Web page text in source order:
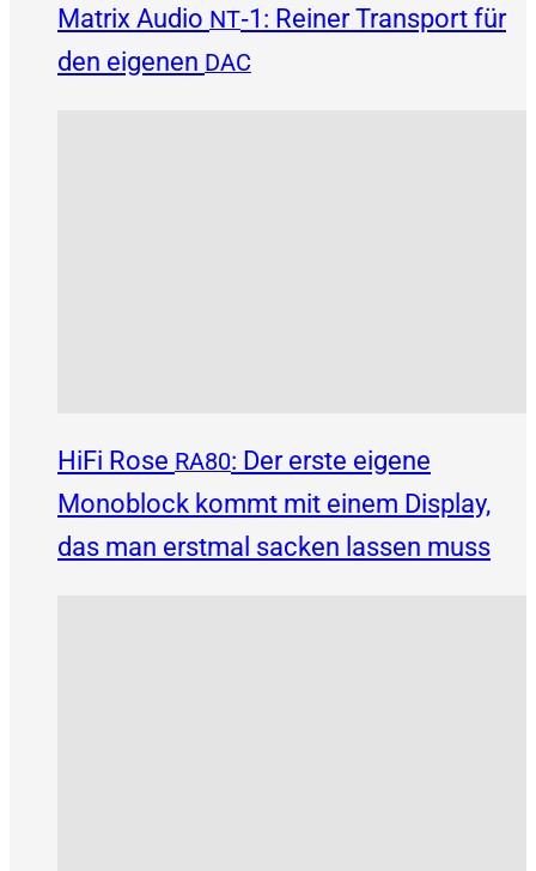
Matrix Audio NT‑1: Reiner Transport für
den eigenen DAC
HiFi Rose RA80: Der erste eigene
Monoblock kommt mit einem Display,
das man erstmal sacken lassen muss